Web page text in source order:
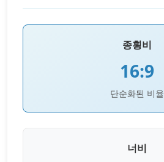
종횡비
16:9
단순화된 비율
너비